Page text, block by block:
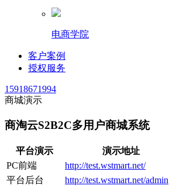
电商学院
客户案例
授权服务
15918671994
商城演示
商淘云S2B2C多用户商城系统
平台演示 演示地址
PC前端
http://test.wstmart.net/
平台后台
http://test.wstmart.net/admin